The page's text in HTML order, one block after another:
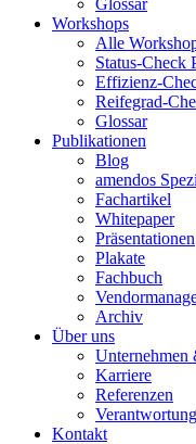
Glossar
Workshops
Alle
Status-Check
Effizienz-
Reifegrad-
Glossar
Publikationen
Blog
amendos
Fachartikel
Whitepaper
Präsentationen
Plakate
Fachbuch
Archiv
Über uns
Unternehmen
Karriere
Referenzen
Verantwortung
Kontakt